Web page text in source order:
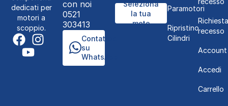
dedicati per
motori a
scoppio.
con noi
0521
303413
Contattaci
su
WhatsApp
Seleziona
la tua
moto
Paramotori
Ripristino
Cilindri
Richiesta
recesso
Account
Accedi
Carrello